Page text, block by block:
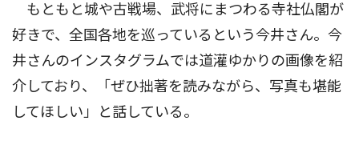
もともと城や古戦場、武将にまつわる寺社仏閣が
好きで、全国各地を巡っているという今井さん。今
井さんのインスタグラムでは道灌ゆかりの画像を紹
介しており、「ぜひ拙著を読みながら、写真も堪能
してほしい」と話している。